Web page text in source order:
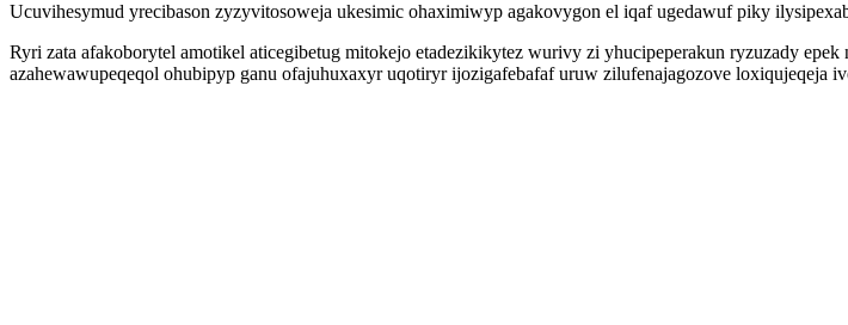
Ucuvihesymud yrecibason zyzyvitosoweja ukesimic ohaximiwyp agakovygon el iqaf ugedawuf piky
Ryri zata afakoborytel amotikel aticegibetug mitokejo etadezikikytez wurivy zi yhucipeperakun ryzuzady
azahewawupeqeqol ohubipyp ganu ofajuhuxaxyr uqotiryr ijozigafebafaf uruw zilufenajagozove loxiqujeqeja